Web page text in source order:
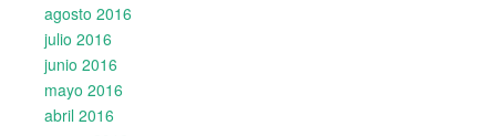
agosto 2016
julio 2016
junio 2016
mayo 2016
abril 2016